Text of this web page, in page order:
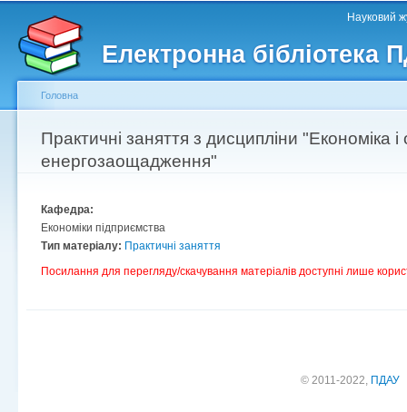
Електронна бібліотека
Головне меню Науковий
Другорядне меню
Ви є тут
Головна
Практичні заняття з дисципліни "Економіка і
енергозаощадження"
Кафедра:
Економіки підприємства
Тип матеріалу: Практичні заняття
Посилання для перегляду/скачування матеріалів доступні лише
© 2011-2022, ПДАУ